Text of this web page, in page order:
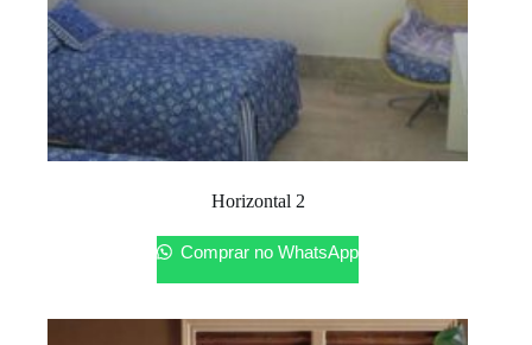
Horizontal 2
Comprar no WhatsApp